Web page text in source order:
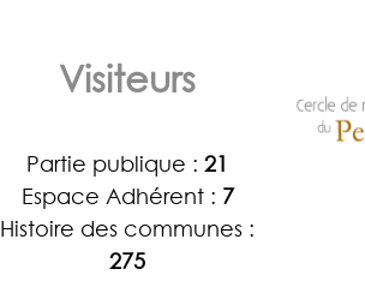
Visiteurs
Partie publique : 21
Espace Adhérent : 7
Histoire des communes :
275